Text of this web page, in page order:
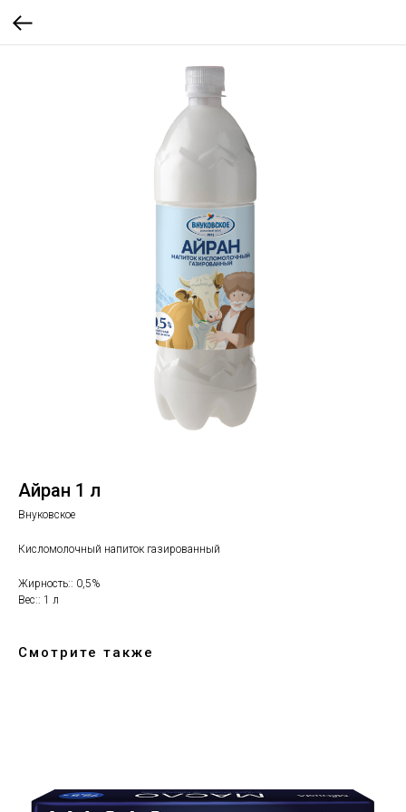
Айран 1 л
Внуковское
Кисломолочный напиток газированный
Жирность:: 0,5%
Вес:: 1 л
Смотрите также